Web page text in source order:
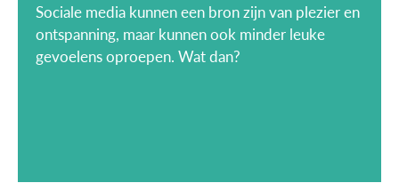
Sociale media kunnen een bron zijn van plezier en
ontspanning, maar kunnen ook minder leuke
gevoelens oproepen. Wat dan?